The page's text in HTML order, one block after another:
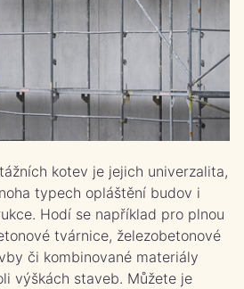
kotev je jejich univerzalita,
typech opláštění budov i
Hodí se například pro plnou
tvárnice, železobetonové
či kombinované materiály
výškách staveb. Můžete je